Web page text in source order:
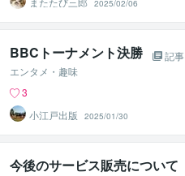
2025/02/06
BBCトーナメント決勝
記事
エンタメ・趣味
3
小江戸出版
2025/01/30
今後のサービス販売について